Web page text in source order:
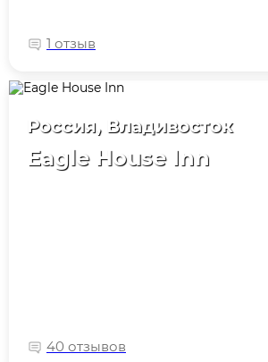
1 отзыв
Россия, Владивосток
Eagle House Inn
40 отзывов